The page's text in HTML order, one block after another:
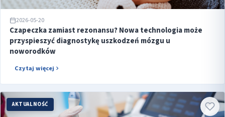
2026-05-20
Czapeczka zamiast rezonansu? Nowa technologia może
przyspieszyć diagnostykę uszkodzeń mózgu u
noworodków
Czytaj więcej
AKTUALNOŚĆ